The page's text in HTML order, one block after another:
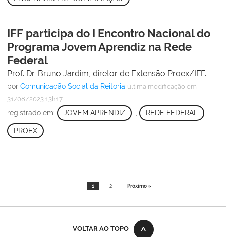
IFF participa do I Encontro Nacional do
Programa Jovem Aprendiz na Rede
Federal
Prof. Dr. Bruno Jardim, diretor de Extensão Proex/IFF.
por Comunicação Social da Reitoria última modificação em
31/08/2023 13h17
registrado em: JOVEM APRENDIZ , REDE FEDERAL ,
PROEX
1 2 Próximo »
VOLTAR AO TOPO